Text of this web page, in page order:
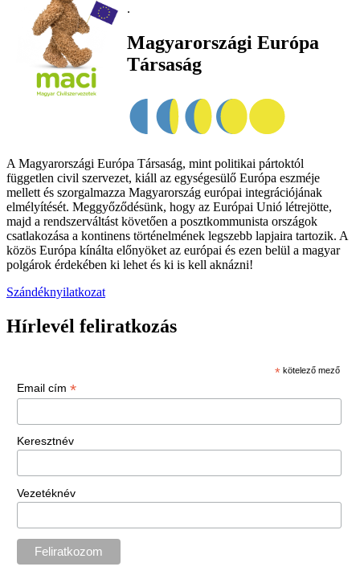
.
Magyarországi Európa
Társaság
A Magyarországi Európa Társaság, mint politikai pártoktól
független civil szervezet, kiáll az egységesülő Európa eszméje
mellett és szorgalmazza Magyarország európai integrációjának
elmélyítését. Meggyőződésünk, hogy az Európai Unió létrejötte,
majd a rendszerváltást követően a posztkommunista országok
csatlakozása a kontinens történelmének legszebb lapjaira tartozik. A
közös Európa kínálta előnyöket az európai és ezen belül a magyar
polgárok érdekében ki lehet és ki is kell aknázni!
Szándéknyilatkozat
Hírlevél feliratkozás
* kötelező mező
Email cím *
Keresztnév
Vezetéknév